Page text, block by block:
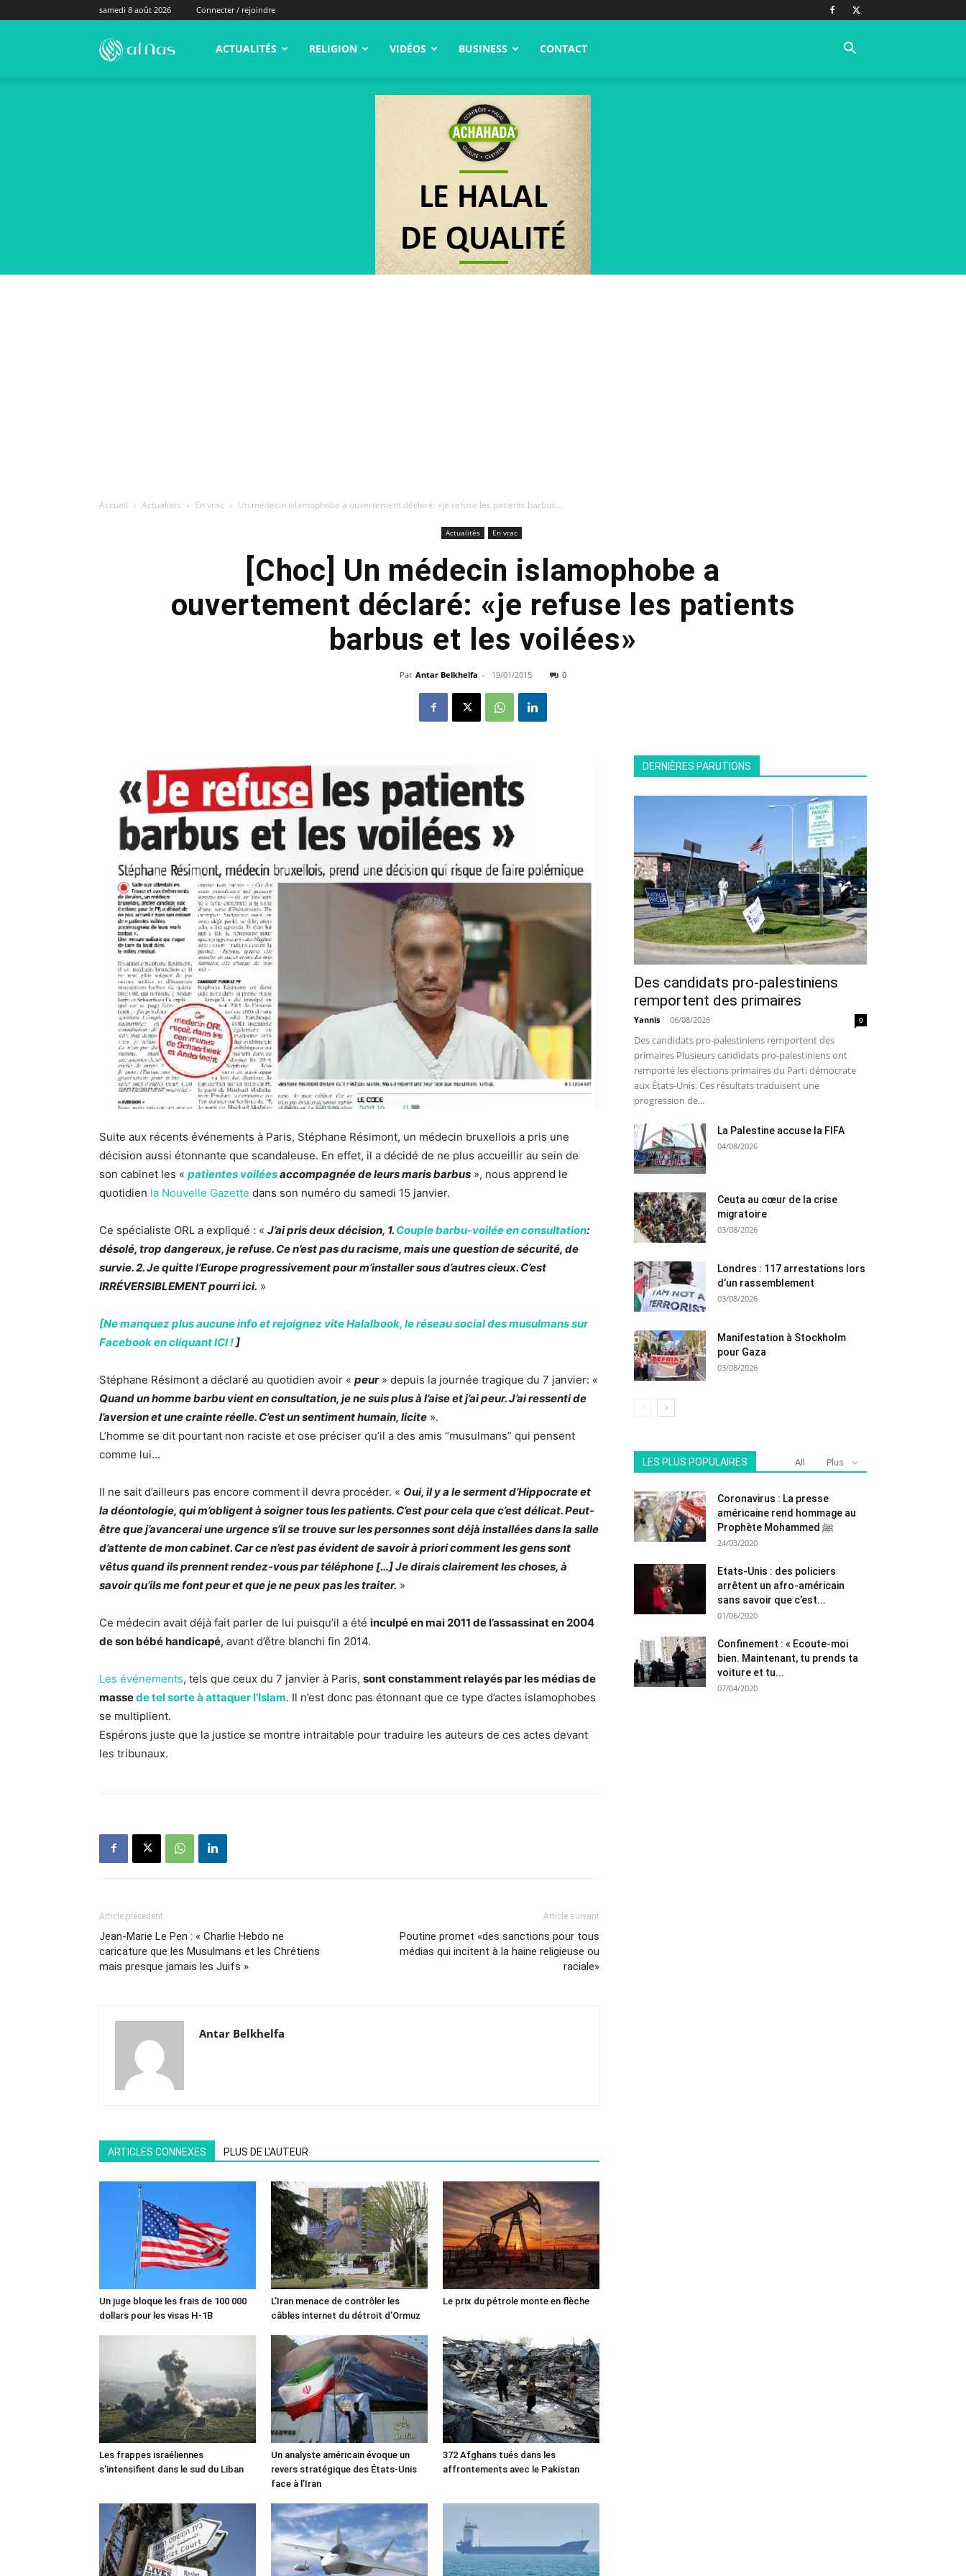
samedi 8 août 2026 Connecter / rejoindre
alNas.fr ACTUALITÉS RELIGION VIDÉOS BUSINESS CONTACT
Accueil Actualités En vrac Un médecin islamophobe a ouvertement déclaré: «je refuse les patients barbus...
Actualités En vrac
[Choc] Un médecin islamophobe a
ouvertement déclaré: «je refuse les patients
barbus et les voilées»
Par Antar Belkhelfa - 19/01/2015 0
Suite aux récents événements à Paris, Stéphane Résimont, un médecin bruxellois a pris une
décision aussi étonnante que scandaleuse. En effet, il a décidé de ne plus accueillir au sein de
son cabinet les « patientes voiléesaccompagnée de leurs maris barbus », nous apprend le
quotidien la Nouvelle Gazette dans son numéro du samedi 15 janvier.
Ce spécialiste ORL a expliqué : « J’ai pris deux décision, 1. Couple barbu-voilée en consultation:
désolé, trop dangereux, je refuse. Ce n’est pas du racisme, mais une question de sécurité, de
survie. 2. Je quitte l’Europe progressivement pour m’installer sous d’autres cieux. C’est
IRRÉVERSIBLEMENT pourri ici. »
[Ne manquez plus aucune info et rejoignez vite Halalbook, le réseau social des musulmans sur
Facebook en cliquant ICI ! ]
Stéphane Résimont a déclaré au quotidien avoir « peur » depuis la journée tragique du 7 janvier: «
Quand un homme barbu vient en consultation, je ne suis plus à l’aise et j’ai peur. J’ai ressenti de
l’aversion et une crainte réelle. C’est un sentiment humain, licite ».
L’homme se dit pourtant non raciste et ose préciser qu’il a des amis “musulmans” qui pensent
comme lui…
Il ne sait d’ailleurs pas encore comment il devra procéder. « Oui, il y a le serment d’Hippocrate et
la déontologie, qui m’obligent à soigner tous les patients. C’est pour cela que c’est délicat. Peut-
être que j’avancerai une urgence s’il se trouve sur les personnes sont déjà installées dans la salle
d’attente de mon cabinet. Car ce n’est pas évident de savoir à priori comment les gens sont
vêtus quand ils prennent rendez-vous par téléphone […] Je dirais clairement les choses, à
savoir qu’ils me font peur et que je ne peux pas les traiter. »
Ce médecin avait déjà fait parler de lui puisqu’il a été inculpé en mai 2011 de l’assassinat en 2004
de son bébé handicapé, avant d’être blanchi fin 2014.
Les événements, tels que ceux du 7 janvier à Paris, sont constamment relayés par les médias de
massede tel sorte à attaquer l’Islam. Il n’est donc pas étonnant que ce type d’actes islamophobes
se multiplient.
Espérons juste que la justice se montre intraitable pour traduire les auteurs de ces actes devant
les tribunaux.
Article précédent
Jean-Marie Le Pen : « Charlie Hebdo ne
caricature que les Musulmans et les Chrétiens
mais presque jamais les Juifs »
Article suivant
Poutine promet «des sanctions pour tous
médias qui incitent à la haine religieuse ou
raciale»
Antar Belkhelfa
ARTICLES CONNEXES PLUS DE L'AUTEUR
Un juge bloque les frais de 100 000
dollars pour les visas H-1B
L’Iran menace de contrôler les
câbles internet du détroit d’Ormuz
Le prix du pétrole monte en flèche
Les frappes israéliennes
s’intensifient dans le sud du Liban
Un analyste américain évoque un
revers stratégique des États-Unis
face à l’Iran
372 Afghans tués dans les
affrontements avec le Pakistan
DERNIÈRES PARUTIONS
Des candidats pro-palestiniens
remportent des primaires
Yannis - 06/08/2026 0
Des candidats pro-palestiniens remportent des
primaires Plusieurs candidats pro-palestiniens ont
remporté les élections primaires du Parti démocrate
aux États-Unis. Ces résultats traduisent une
progression de...
La Palestine accuse la FIFA
04/08/2026
Ceuta au cœur de la crise
migratoire
03/08/2026
Londres : 117 arrestations lors
d’un rassemblement
03/08/2026
Manifestation à Stockholm
pour Gaza
03/08/2026
LES PLUS POPULAIRES All Plus
Coronavirus : La presse
américaine rend hommage au
Prophète Mohammed ﷺ
24/03/2020
Etats-Unis : des policiers
arrêtent un afro-américain
sans savoir que c’est...
01/06/2020
Confinement : « Ecoute-moi
bien. Maintenant, tu prends ta
voiture et tu...
07/04/2020